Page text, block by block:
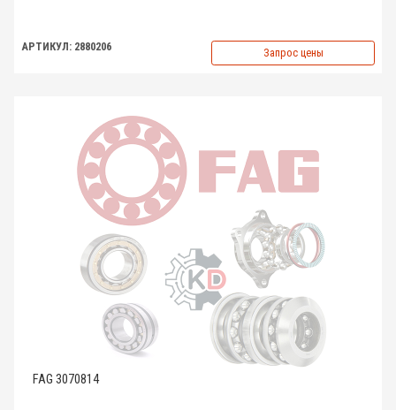
АРТИКУЛ: 2880206 Запрос цены
FAG 3070814